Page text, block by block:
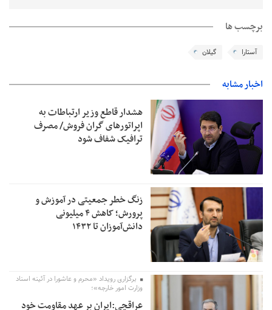
برچسب ها
آستارا گیلان
اخبار مشابه
هشدار قاطع وزیر ارتباطات به
اپراتورهای گران فروش/ مصرف
ترافیک شفاف شود
زنگ خطر جمعیتی در آموزش و
پرورش؛ کاهش ۴ میلیونی
دانش‌آموزان تا ۱۴۳۲
برگزاری رویداد «محرم و عاشورا در آئینه اسناد
وزارت امور خارجه»؛
عراقچی:ایران بر عهد مقاومت خود